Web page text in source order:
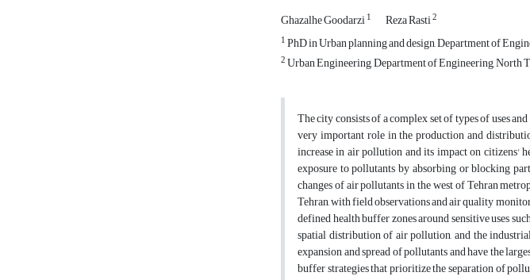
Ghazalhe Goodarzi1 Reza Rasti2
1PhD in Urban planning and design, Department of
2Urban Engineering, Department of Engineering, North
The city consists of a complex set of types of uses
very important role in the production and
increase in air pollution and its impact on citizens'
exposure to pollutants by absorbing or blocking
changes of air pollutants in the west of Tehran
Tehran, with field observations and air quality
defined health buffer zones around sensitive uses
spatial distribution of air pollution, and the
expansion and spread of pollutants and have the
buffer strategies that prioritize the separation of